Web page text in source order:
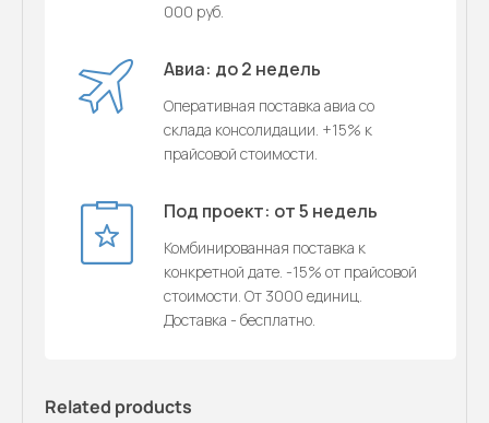
000 руб.
Авиа: до 2 недель
Оперативная поставка авиа со
склада консолидации. +15% к
прайсовой стоимости.
Под проект: от 5 недель
Комбинированная поставка к
конкретной дате. -15% от прайсовой
стоимости. От 3000 единиц.
Доставка - бесплатно.
Related products